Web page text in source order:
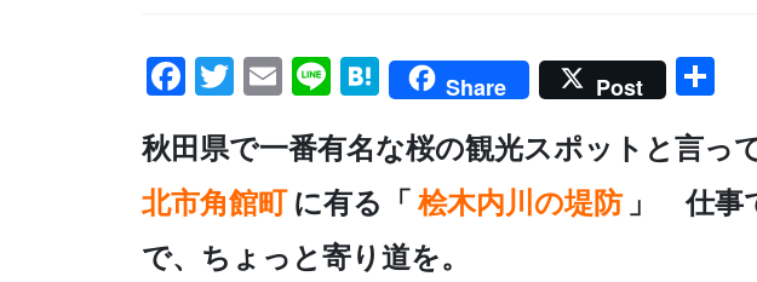
F
c
e
b
T
tt
er
E
ail
Li
e
H
e
n
a
Share Post
秋田県で一番有名な桜の観光スポットと言っ
北市角館町 に有る「 桧木内川の堤防 」 仕事
で、ちょっと寄り道を。